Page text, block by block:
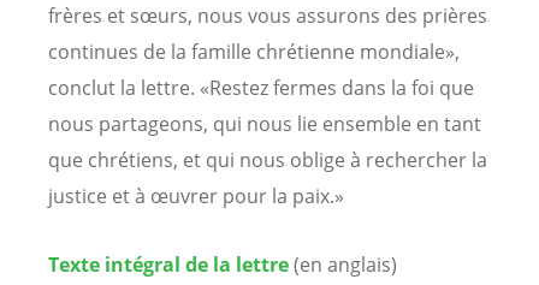
frères et sœurs, nous vous assurons des prières
continues de la famille chrétienne mondiale»,
conclut la lettre. «Restez fermes dans la foi que
nous partageons, qui nous lie ensemble en tant
que chrétiens, et qui nous oblige à rechercher la
justice et à œuvrer pour la paix.»
Texte intégral de la lettre(en anglais)